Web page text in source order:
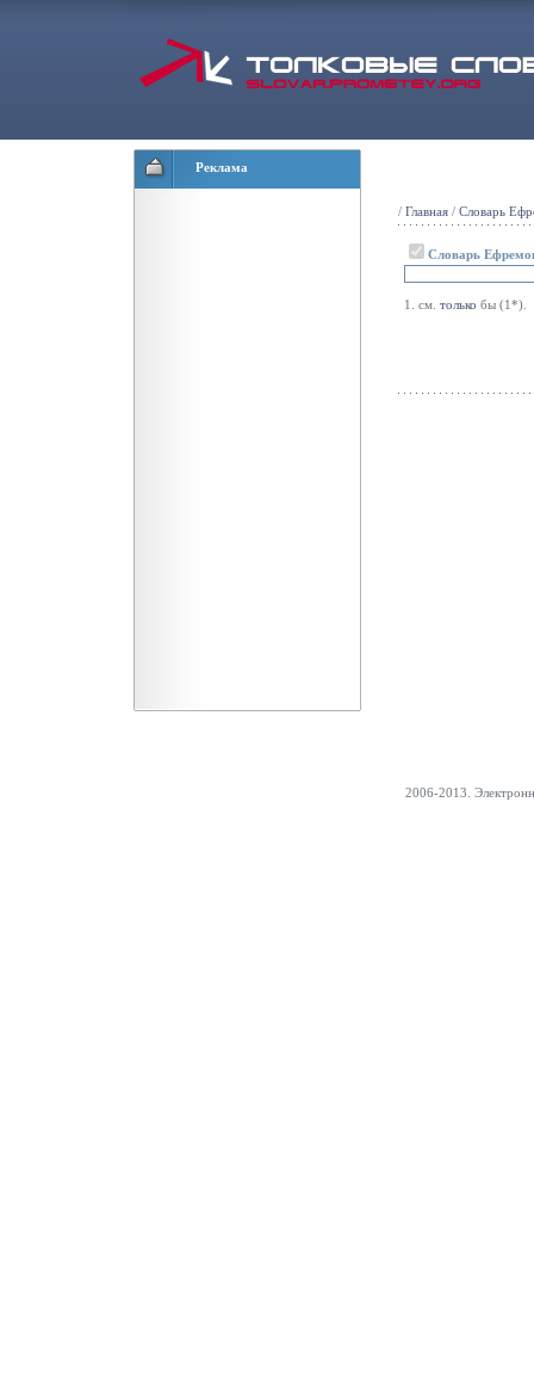
Реклама
/ Главная / Словарь
Словарь
1. см. только бы (1*).
2006-2013.